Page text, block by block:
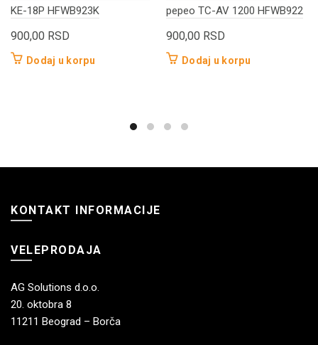
KE-18P HFWB923K
900,00 RSD
Dodaj u korpu
pepeo TC-AV 1200 HFWB922
900,00 RSD
Dodaj u korpu
KONTAKT INFORMACIJE
VELEPRODAJA
AG Solutions d.o.o.
20. oktobra 8
11211 Beograd – Borča